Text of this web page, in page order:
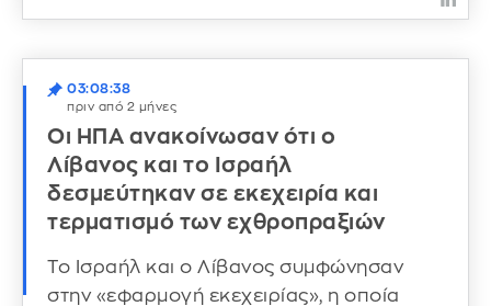
03:08:38
πριν από 2 μήνες
Οι ΗΠΑ ανακοίνωσαν ότι ο
Λίβανος και το Ισραήλ
δεσμεύτηκαν σε εκεχειρία και
τερματισμό των εχθροπραξιών
Το Ισραήλ και ο Λίβανος συμφώνησαν
στην «εφαρμογή εκεχειρίας», η οποία